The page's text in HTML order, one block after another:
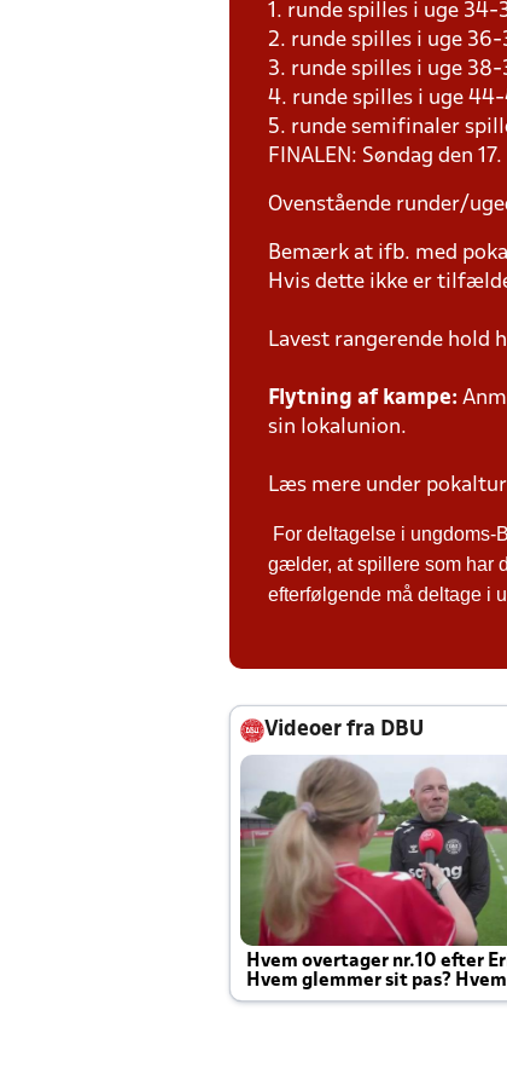
1. runde spilles i uge 34-
2. runde spilles i uge 36-
3. runde spilles i uge 38-
4. runde spilles i uge
5. runde semifinaler
FINALEN: Søndag den
Ovenstående runder/
Bemærk at ifb. med
Hvis dette ikke er
Lavest rangerende hold
Flytning af kampe:
sin lokalunion.
Læs mere under
For deltagelse i ungdoms-
gælder, at spillere som har
efterfølgende må deltage i
Videoer fra DBU
Hvem overtager nr.10 efter
Hvem glemmer sit pas?
Joachim altid til efter